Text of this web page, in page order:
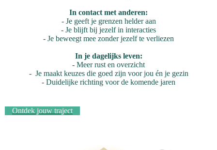
In contact met anderen:
- Je geeft je grenzen helder aan
- Je blijft bij jezelf in interacties
- Je beweegt mee zonder jezelf te verliezen
In je dagelijks leven:
- Meer rust en overzicht
- Je maakt keuzes die goed zijn voor jou én je gezin
- Duidelijke richting voor de komende jaren
Ontdek jouw traject